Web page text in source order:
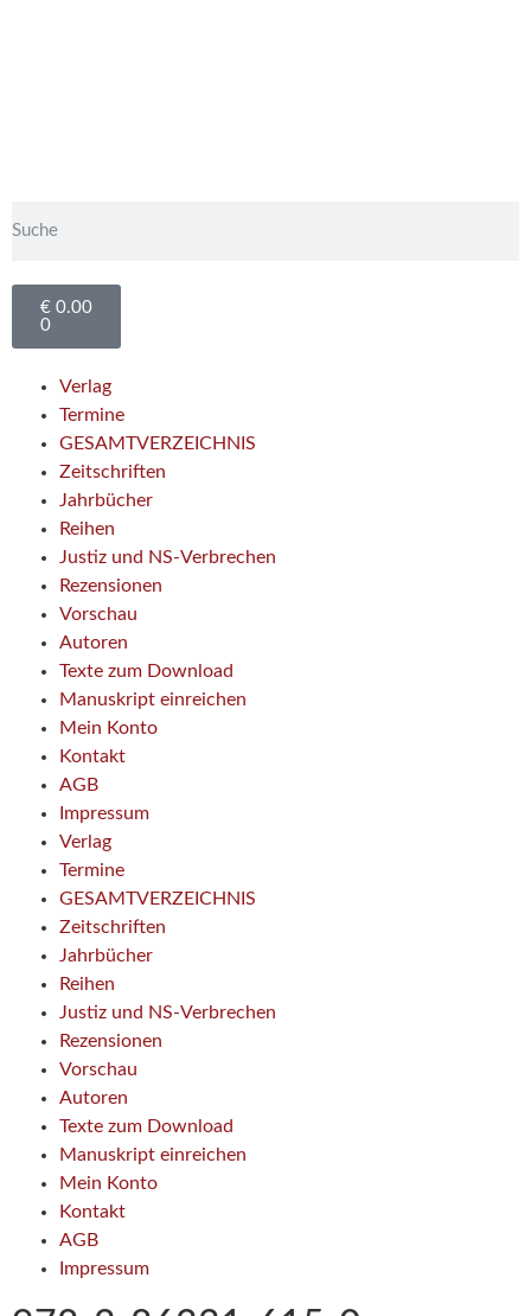
€ 0.00
0
Verlag
Termine
GESAMTVERZEICHNIS
Zeitschriften
Jahrbücher
Reihen
Justiz und NS-Verbrechen
Rezensionen
Vorschau
Autoren
Texte zum Download
Manuskript einreichen
Mein Konto
Kontakt
AGB
Impressum
Verlag
Termine
GESAMTVERZEICHNIS
Zeitschriften
Jahrbücher
Reihen
Justiz und NS-Verbrechen
Rezensionen
Vorschau
Autoren
Texte zum Download
Manuskript einreichen
Mein Konto
Kontakt
AGB
Impressum